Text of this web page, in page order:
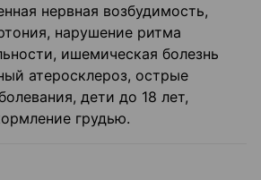
нервная возбудимость,
нарушение ритма
ишемическая болезнь
атеросклероз, острые
дети до 18 лет,
грудью.